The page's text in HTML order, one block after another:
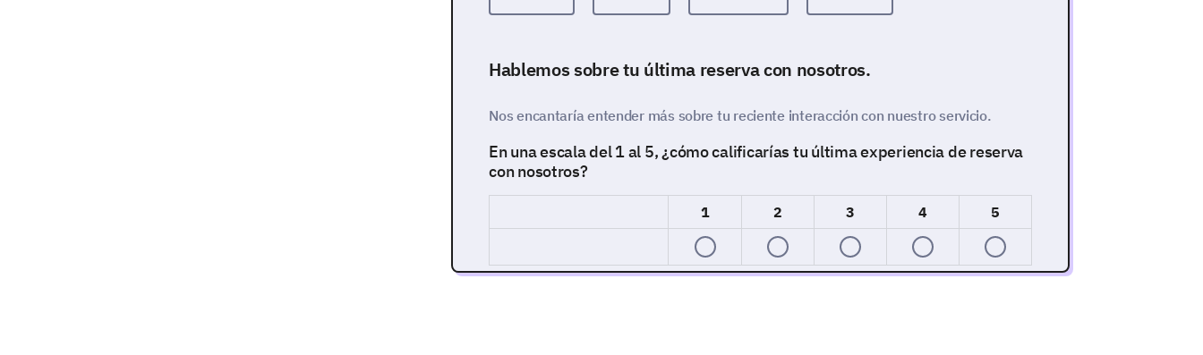
Hablemos sobre tu última reserva con nosotros.
Nos encantaría entender más sobre tu reciente interacción con nuestro servicio.
En una escala del 1 al 5, ¿cómo calificarías tu última experiencia de reserva
con nosotros?
1 2 3 4 5